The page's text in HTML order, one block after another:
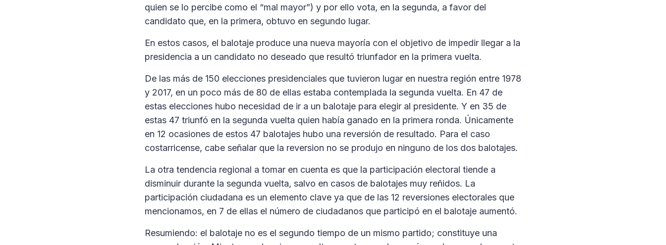
quien se lo percibe como el “mal mayor”) y por ello vota, en la segunda, a favor del
candidato que, en la primera, obtuvo en segundo lugar.
En estos casos, el balotaje produce una nueva mayoría con el objetivo de impedir llegar a la
presidencia a un candidato no deseado que resultó triunfador en la primera vuelta.
De las más de 150 elecciones presidenciales que tuvieron lugar en nuestra región entre 1978
y 2017, en un poco más de 80 de ellas estaba contemplada la segunda vuelta. En 47 de
estas elecciones hubo necesidad de ir a un balotaje para elegir al presidente. Y en 35 de
estas 47 triunfó en la segunda vuelta quien había ganado en la primera ronda. Únicamente
en 12 ocasiones de estos 47 balotajes hubo una reversión de resultado. Para el caso
costarricense, cabe señalar que la reversion no se produjo en ninguno de los dos balotajes.
La otra tendencia regional a tomar en cuenta es que la participación electoral tiende a
disminuir durante la segunda vuelta, salvo en casos de balotajes muy reñidos. La
participación ciudadana es un elemento clave ya que de las 12 reversiones electorales que
mencionamos, en 7 de ellas el número de ciudadanos que participó en el balotaje aumentó.
Resumiendo: el balotaje no es el segundo tiempo de un mismo partido; constituye una